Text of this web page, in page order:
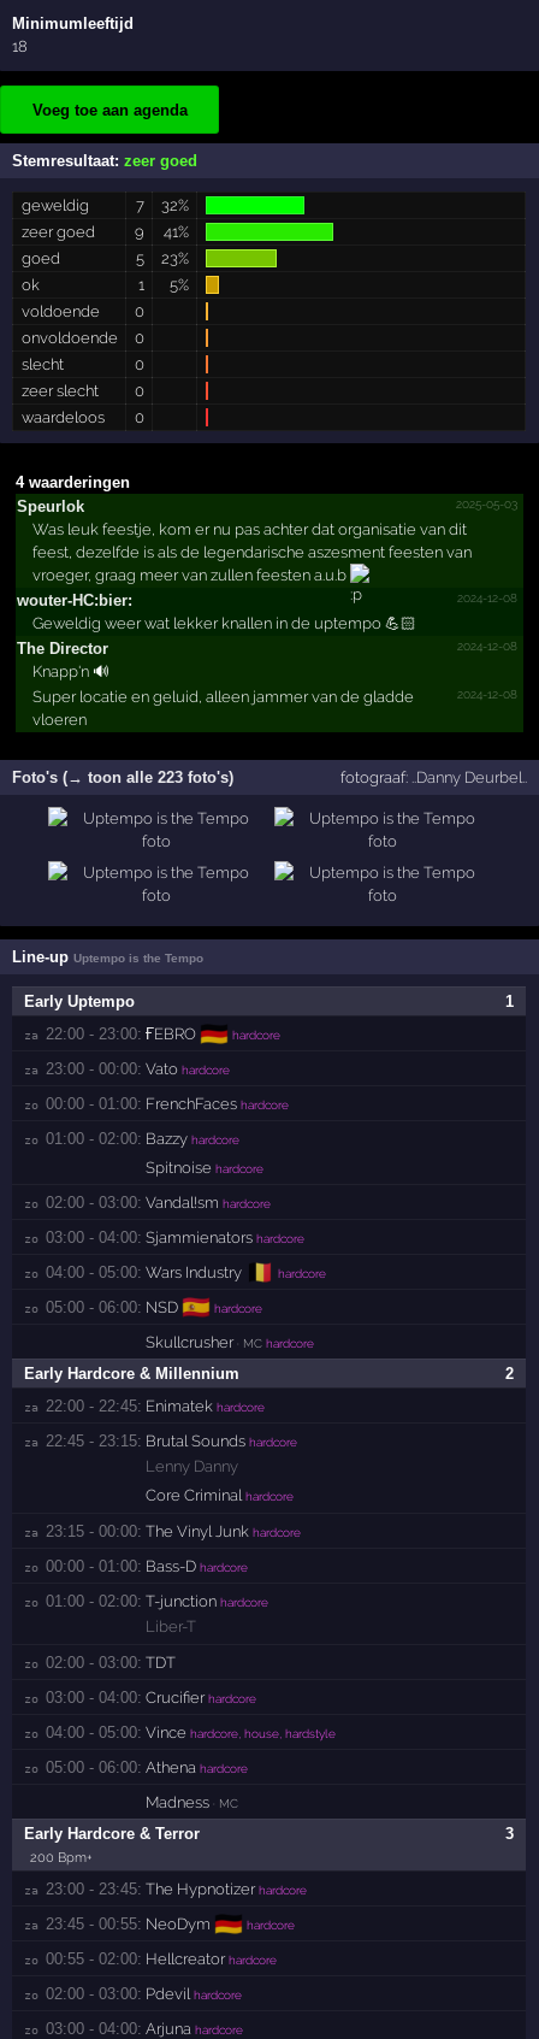
Minimumleeftijd
18
Voeg toe aan agenda
Stemresultaat:zeer goed
geweldig 7
32%
zeer goed
9
41%
goed
5
23%
ok
1
5%
voldoende
0
onvoldoende
0
slecht
0
zeer slecht
0
waardeloos
0
4 waarderingen
Speurlok
2025-05-03
Was leuk feestje, kom er nu pas achter dat organisatie van dit
feest, dezelfde is als de legendarische aszesment feesten van
vroeger, graag meer van zullen feesten a.u.b
wouter-HC:bier:
2024-12-08
Geweldig weer wat lekker knallen in de uptempo 💪🏻
The Director
2024-12-08
Knapp'n 🔊
2024-12-08
Super locatie en geluid, alleen jammer van de gladde
vloeren
Foto's (→ toon alle 223 foto's) fotograaf: ..Danny Deurbel..
Line-upUptempo is the Tempo
1
Early Uptempo
za 22:00 - 23:00: ҒEBRO 🇩🇪 hardcore
za 23:00 - 00:00: Vato hardcore
zo 00:00 - 01:00: FrenchFaces hardcore
zo 01:00 - 02:00: Bazzy hardcore
Spitnoise hardcore
zo 02:00 - 03:00: Vandal!sm hardcore
zo 03:00 - 04:00: Sjammienators hardcore
zo 04:00 - 05:00: Wars Industry 🇧🇪 hardcore
zo 05:00 - 06:00: NSD 🇪🇸 hardcore
Skullcrusher· MC hardcore
2
Early Hardcore & Millennium
za 22:00 - 22:45: Enimatek hardcore
za 22:45 - 23:15: Brutal Sounds hardcore
Lenny Danny
Core Criminal hardcore
za 23:15 - 00:00: The Vinyl Junk hardcore
zo 00:00 - 01:00: Bass-D hardcore
zo 01:00 - 02:00: T-junction hardcore
Liber-T
zo 02:00 - 03:00: TDT
zo 03:00 - 04:00: Crucifier hardcore
zo 04:00 - 05:00: Vince hardcore, house, hardstyle
zo 05:00 - 06:00: Athena hardcore
Madness · MC
3
Early Hardcore & Terror
200 Bpm+
za 23:00 - 23:45: The Hypnotizer hardcore
za 23:45 - 00:55: NeoDym 🇩🇪 hardcore
zo 00:55 - 02:00: Hellcreator hardcore
zo 02:00 - 03:00: Pdevil hardcore
zo 03:00 - 04:00: Arjuna hardcore